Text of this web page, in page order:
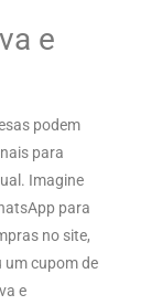
e
podem
para
Imagine
para
no site,
um cupom de
e